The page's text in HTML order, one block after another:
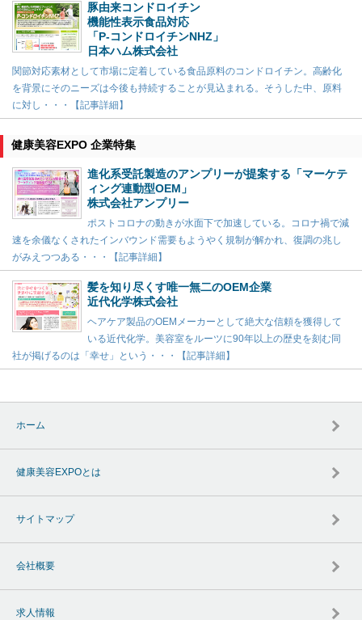
豚由来コンドロイチン
機能性表示食品対応
「P-コンドロイチンNHZ」
日本ハム株式会社
関節対応素材として市場に定着している食品原料のコンドロイチン。高齢化
を背景にそのニーズは今後も持続することが見込まれる。そうした中、原料
に対し・・・【記事詳細】
健康美容EXPO 企業特集
進化系受託製造のアンプリーが提案する「マーケテ
ィング連動型OEM」
株式会社アンプリー
ポストコロナの動きが水面下で加速している。コロナ禍で減
速を余儀なくされたインバウンド需要もようやく規制が解かれ、復調の兆し
がみえつつある・・・【記事詳細】
髪を知り尽くす唯一無二のOEM企業
近代化学株式会社
ヘアケア製品のOEMメーカーとして絶大な信頼を獲得して
いる近代化学。美容室をルーツに90年以上の歴史を刻む同
社が掲げるのは「幸せ」という・・・【記事詳細】
ホーム
健康美容EXPOとは
サイトマップ
会社概要
求人情報